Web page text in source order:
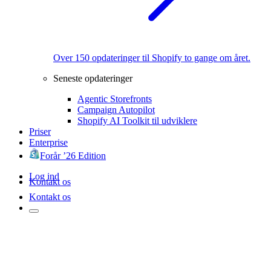
Over 150 opdateringer til Shopify to gange om året.
Seneste opdateringer
Agentic Storefronts
Campaign Autopilot
Shopify AI Toolkit til udviklere
Priser
Enterprise
Forår ’26 Edition
Log ind
Kontakt os
Kontakt os